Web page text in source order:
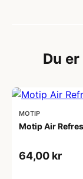
Du
MOTIP
Motip Air
64,00 kr